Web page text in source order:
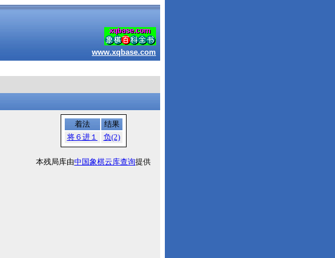
www.xqbase.com
着法
结果
将６进１
负(2)
本残局库由中国象棋云库查询提供